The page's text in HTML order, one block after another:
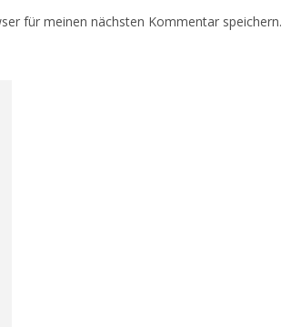
für meinen nächsten Kommentar speichern.